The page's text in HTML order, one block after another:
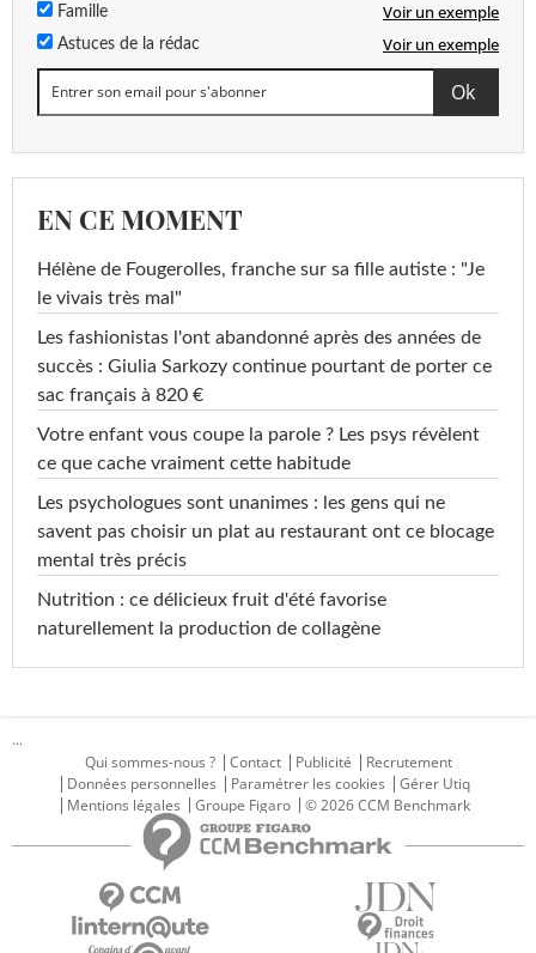
Famille Voir un exemple
Astuces de la rédac Voir un exemple
EN CE MOMENT
Hélène de Fougerolles, franche sur sa fille autiste : "Je
le vivais très mal"
Les fashionistas l'ont abandonné après des années de
succès : Giulia Sarkozy continue pourtant de porter ce
sac français à 820 €
Votre enfant vous coupe la parole ? Les psys révèlent
ce que cache vraiment cette habitude
Les psychologues sont unanimes : les gens qui ne
savent pas choisir un plat au restaurant ont ce blocage
mental très précis
Nutrition : ce délicieux fruit d'été favorise
naturellement la production de collagène
...
Qui sommes-nous ?
Contact Publicité
Recrutement
Données personnelles
Paramétrer les cookies
Gérer Utiq
Mentions légales
Groupe Figaro © 2026 CCM Benchmark